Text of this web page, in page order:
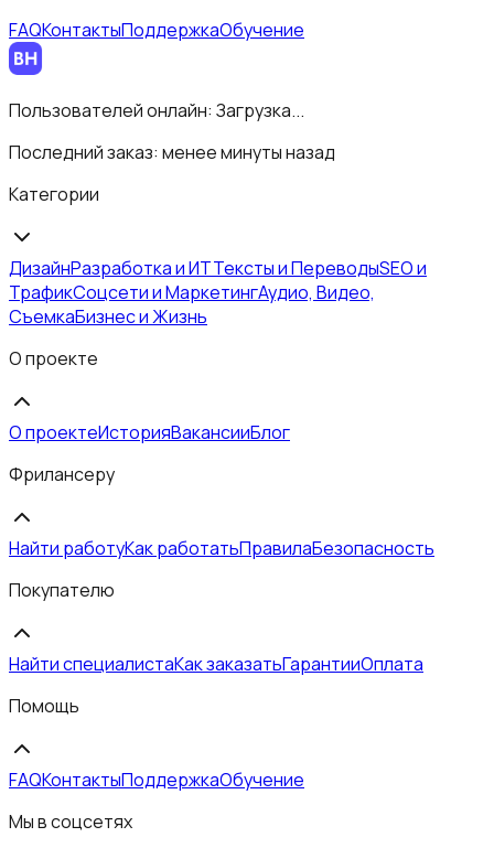
FAQКонтактыПоддержкаОбучение
Пользователей онлайн: Загрузка...
Последний заказ: менее минуты назад
Категории
ДизайнРазработка и ИТТексты и ПереводыSEO и
ТрафикСоцсети и МаркетингАудио, Видео,
СъемкаБизнес и Жизнь
О проекте
О проектеИсторияВакансииБлог
Фрилансеру
Найти работуКак работатьПравилаБезопасность
Покупателю
Найти специалистаКак заказатьГарантииОплата
Помощь
FAQКонтактыПоддержкаОбучение
Мы в соцсетях